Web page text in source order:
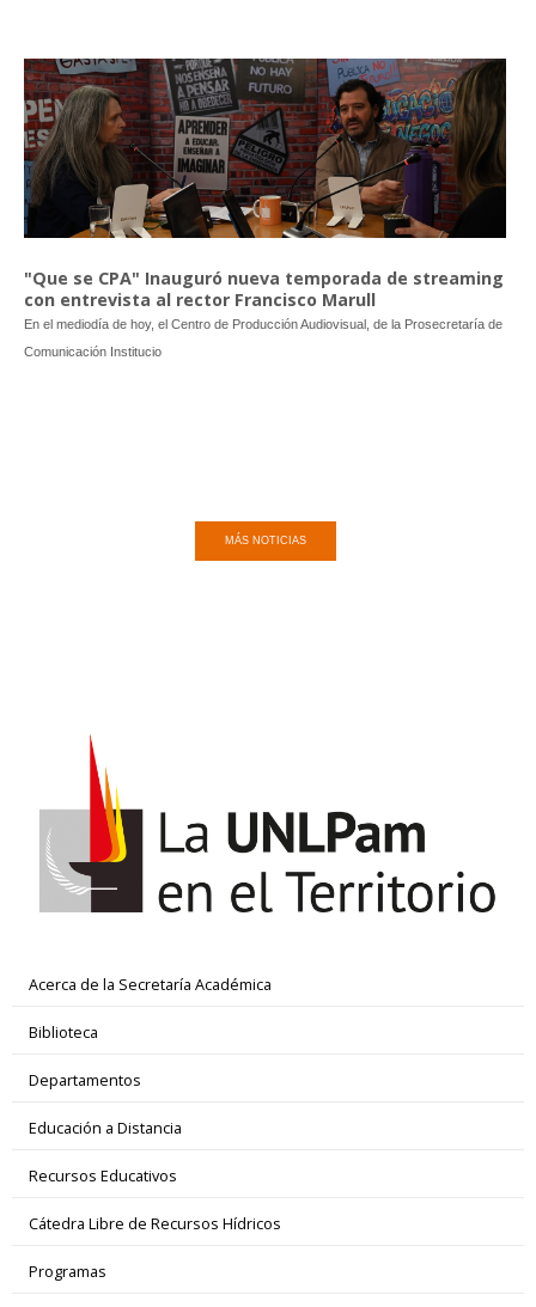
"Que se CPA" Inauguró nueva temporada de streaming
con entrevista al rector Francisco Marull
En el mediodía de hoy, el Centro de Producción Audiovisual, de la Prosecretaría de
Comunicación Institucio
MÁS NOTICIAS
Acerca de la Secretaría Académica
Biblioteca
Departamentos
Educación a Distancia
Recursos Educativos
Cátedra Libre de Recursos Hídricos
Programas